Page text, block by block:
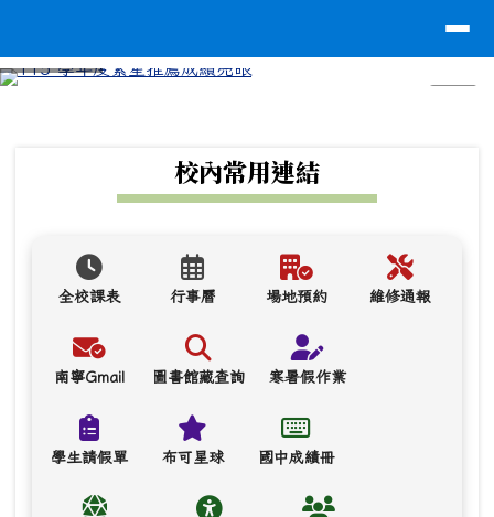
校內常用連結
全校課表 行事曆 場地預約 維修通報
南寧Gmail 圖書館藏查詢 寒暑假作業
學生請假單 布可星球 國中成績冊